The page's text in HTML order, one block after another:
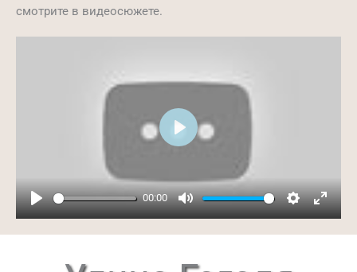
смотрите в видеосюжете.
Play
00:00
Mute Settings
Play